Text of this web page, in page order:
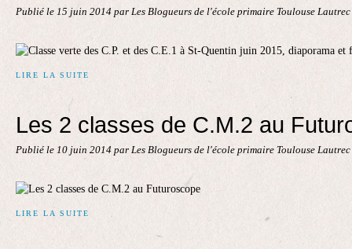
Publié le 15 juin 2014 par Les Blogueurs de l'école primaire Toulouse Lautrec
LIRE LA SUITE
Les 2 classes de C.M.2 au
Publié le 10 juin 2014 par Les Blogueurs de l'école primaire Toulouse Lautrec
LIRE LA SUITE